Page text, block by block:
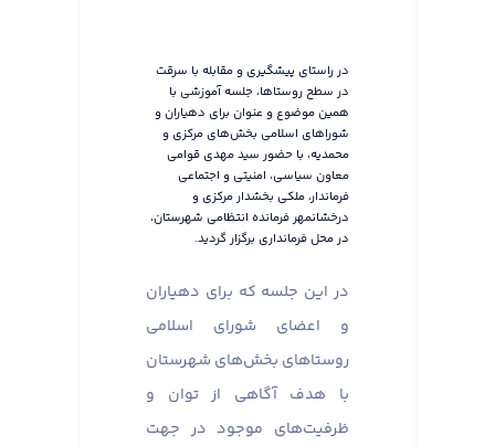
در راستای پیشگیری و مقابله با سرقت
در سطح روستاها، جلسه آموزشی با
همین موضوع و عنوان برای دهیاران و
شوراهای اسلامی بخش‌های مرکزی و
محمدیه، با حضور سید مهدی قوامی
معاون سیاسی، امنیتی و اجتماعی
فرماندار، ملکی بخشدار مرکزی و
درخشانمهر فرمانده انتظامی شهرستان،
در محل فرمانداری برگزار گردید.
در این جلسه که برای دهیاران
و اعضای شورای اسلامی
روستاهای بخش‌های شهرستان
با هدف آگاهی از توان و
ظرفیت‌های موجود در جهت